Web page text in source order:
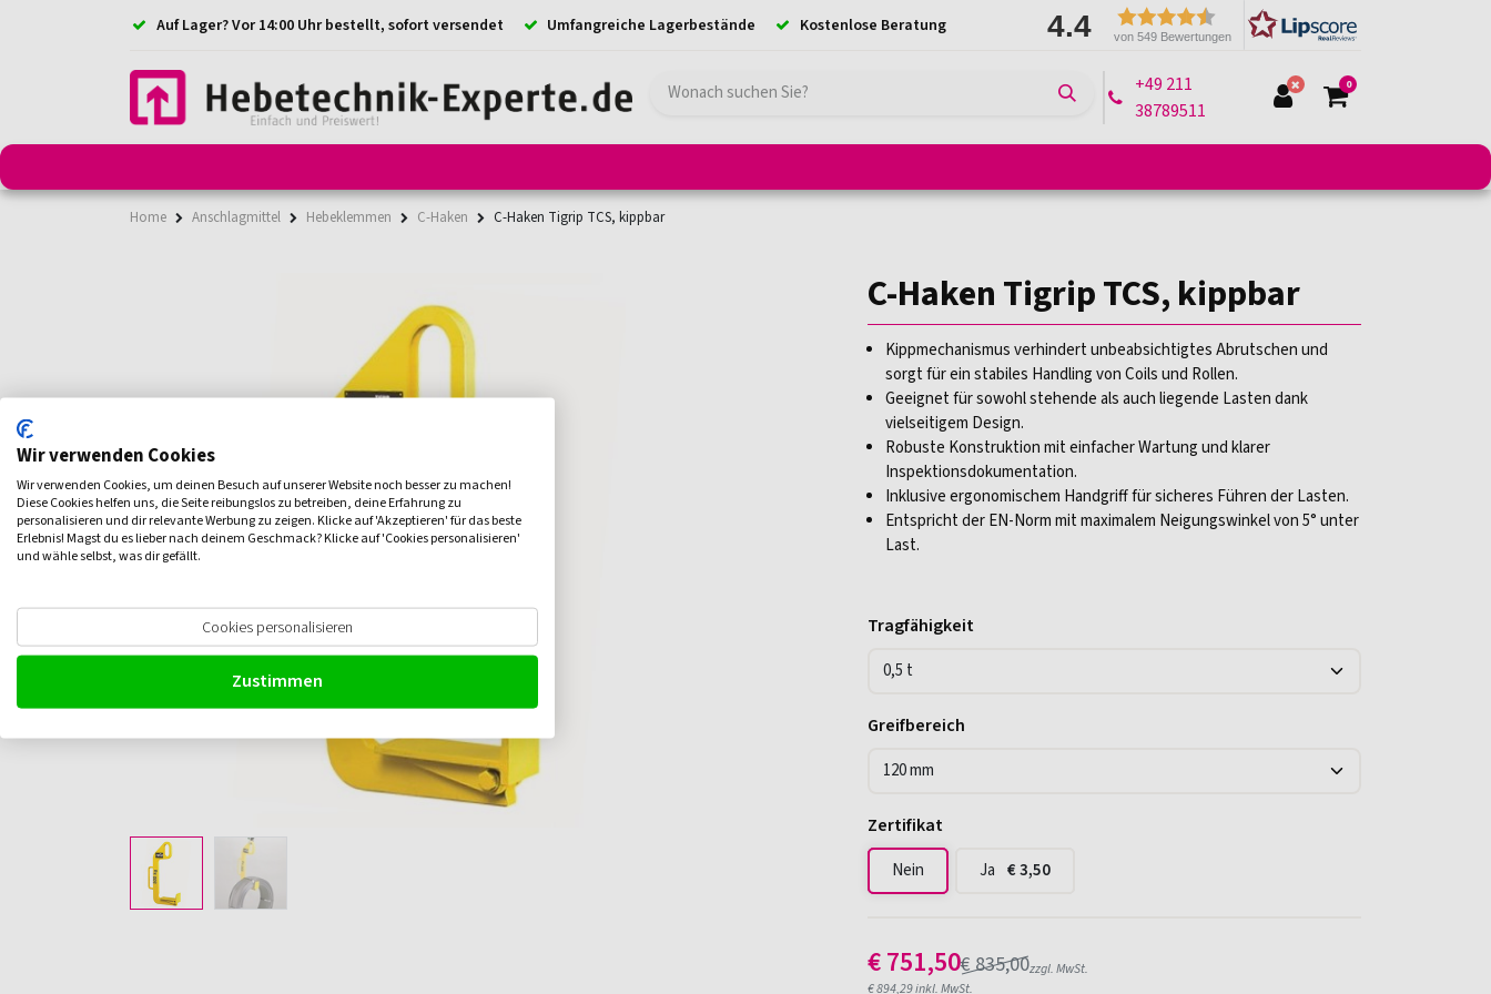
Auf Lager? Vor 14:00 Uhr bestellt, sofort versendet Umfangreiche Lagerbestände Kostenlose Beratung 4.4 von 549 Bewertungen
+49 211
38789511
0
Home Anschlagmittel Hebeklemmen C-Haken C-Haken Tigrip TCS, kippbar
C-Haken Tigrip TCS, kippbar
Kippmechanismus verhindert unbeabsichtigtes Abrutschen und
sorgt für ein stabiles Handling von Coils und Rollen.
Geeignet für sowohl stehende als auch liegende Lasten dank
vielseitigem Design.
Robuste Konstruktion mit einfacher Wartung und klarer
Inspektionsdokumentation.
Inklusive ergonomischem Handgriff für sicheres Führen der Lasten.
Entspricht der EN-Norm mit maximalem Neigungswinkel von 5° unter
Last.
Tragfähigkeit
Greifbereich
Zertifikat
Nein Ja €3,50
€751,50€835,00zzgl. MwSt.
€894,29inkl. MwSt.
Wir verwenden Cookies
Wir verwenden Cookies, um deinen Besuch auf unserer Website noch besser zu machen!
Diese Cookies helfen uns, die Seite reibungslos zu betreiben, deine Erfahrung zu
personalisieren und dir relevante Werbung zu zeigen. Klicke auf 'Akzeptieren' für das beste
Erlebnis! Magst du es lieber nach deinem Geschmack? Klicke auf 'Cookies personalisieren'
und wähle selbst, was dir gefällt.
Cookies personalisieren
Zustimmen